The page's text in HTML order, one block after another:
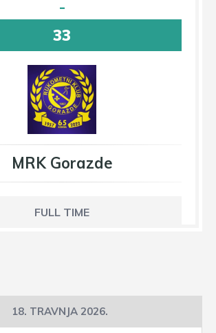
-
33
MRK Gorazde
FULL TIME
18. TRAVNJA 2026.